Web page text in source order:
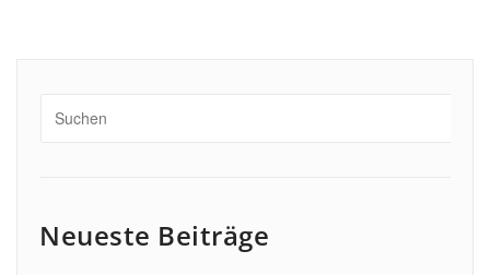
Neueste Beiträge